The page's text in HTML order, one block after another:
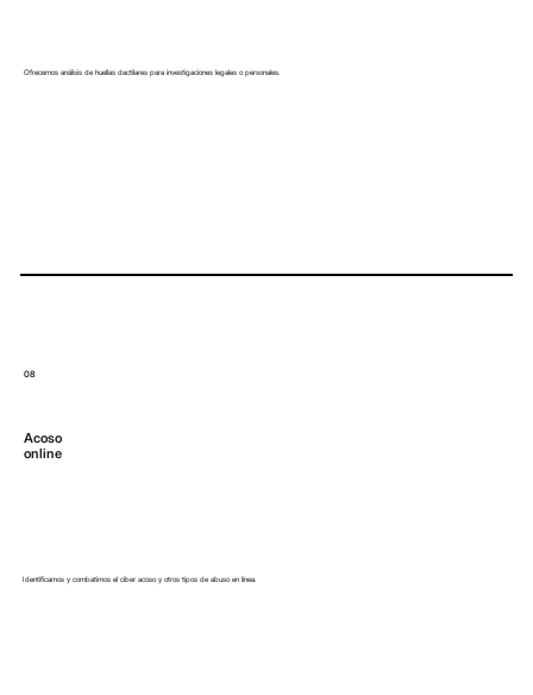
Ofrecemos análisis de huellas dactilares para investigaciones legales o personales.
08
Acoso
online
Identificamos y combatimos el ciber acoso y otros tipos de abuso en línea.